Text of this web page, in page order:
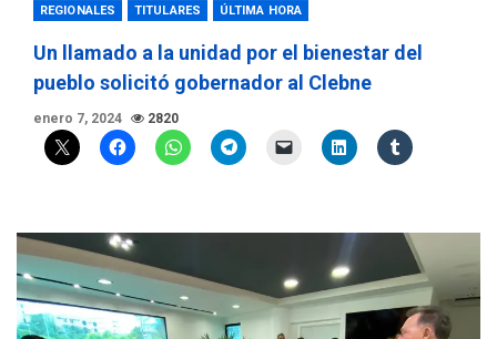
REGIONALES TITULARES ÚLTIMA HORA
Un llamado a la unidad por el bienestar del
pueblo solicitó gobernador al Clebne
enero 7, 2024 2820